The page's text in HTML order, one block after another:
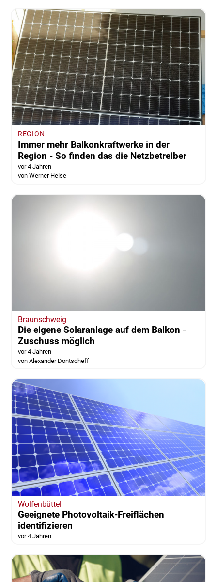
REGION
Immer mehr Balkonkraftwerke in der
Region - So finden das die Netzbetreiber
vor 4 Jahren
von Werner Heise
Braunschweig
Die eigene Solaranlage auf dem Balkon -
Zuschuss möglich
vor 4 Jahren
von Alexander Dontscheff
Wolfenbüttel
Geeignete Photovoltaik-Freiflächen
identifizieren
vor 4 Jahren